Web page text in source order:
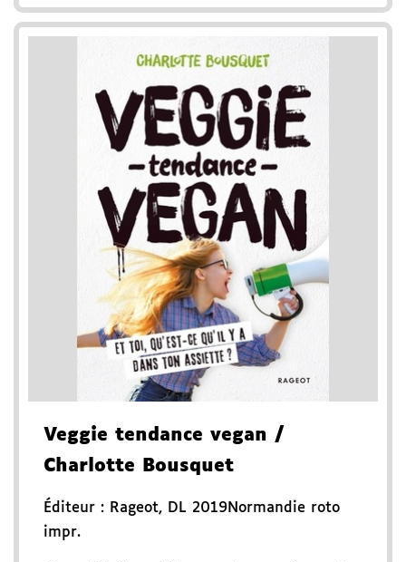
Veggie tendance vegan /
Charlotte Bousquet
Éditeur : Rageot, DL 2019Normandie roto
impr.